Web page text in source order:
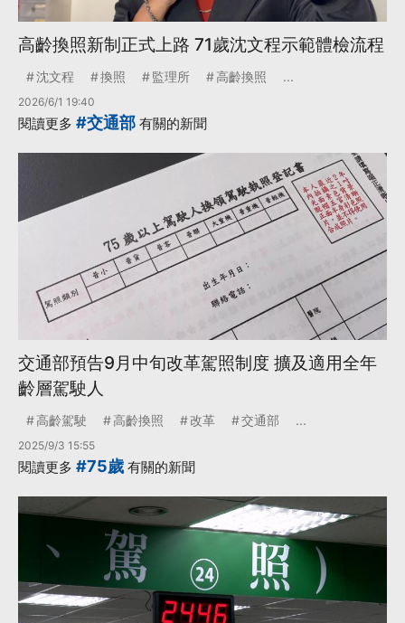
高齡換照新制正式上路 71歲沈文程示範體檢流程
沈文程 換照 監理所 高齡換照 ...
2026/6/1 19:40
閱讀更多 #交通部 有關的新聞
交通部預告9月中旬改革駕照制度 擴及適用全年
齡層駕駛人
高齡駕駛 高齡換照 改革 交通部 ...
2025/9/3 15:55
閱讀更多 #75歲 有關的新聞